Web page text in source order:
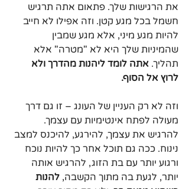
את הרגישות שלך. פתאום אתה תרגיש
חשמל בכל מגע קטן. וזה אפילו לא חייב
להיות מגע מיני, אלא מגע שמבין
שהמיניות שלך היא לא "מטרה" אלא
תהליך. אתה לומד ליהנות מהדרך ולא
לרוץ אל הסוף.
וזה לא רק העניין של העונג – זו גם דרך
מעולה לפתח אינטימיות עם עצמך.
להרגיש את עצמך, להירגע, להיכנס למצב
נינוח. ככה גם תוכל אחר כך להיות נוכח
ורגוע יותר עם בת הזוג, להרגיש אותה
יותר, לגעת בה מתוך הקשבה, להנות